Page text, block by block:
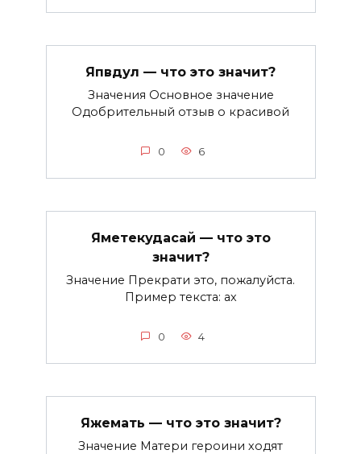
Япвдул — что это значит?
Значения Основное значение
Одобрительный отзыв о красивой
0 6
Яметекудасай — что это
значит?
Значение Прекрати это, пожалуйста.
Пример текста: ах
0 4
Яжемать — что это значит?
Значение Матери героини ходят